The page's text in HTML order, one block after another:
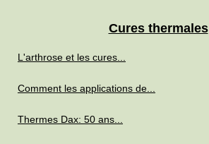
Cures thermales
L'arthrose et les cures...
Comment les applications de...
Thermes Dax: 50 ans...